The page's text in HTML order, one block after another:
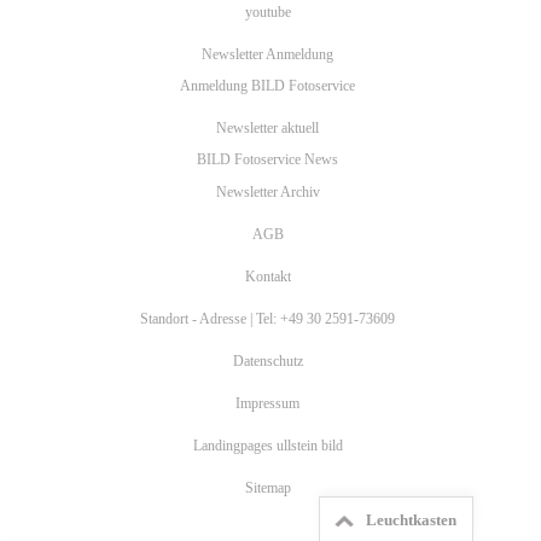
youtube
Newsletter Anmeldung
Anmeldung BILD Fotoservice
Newsletter aktuell
BILD Fotoservice News
Newsletter Archiv
AGB
Kontakt
Standort - Adresse | Tel: +49 30 2591-73609
Datenschutz
Impressum
Landingpages ullstein bild
Sitemap
Leuchtkasten